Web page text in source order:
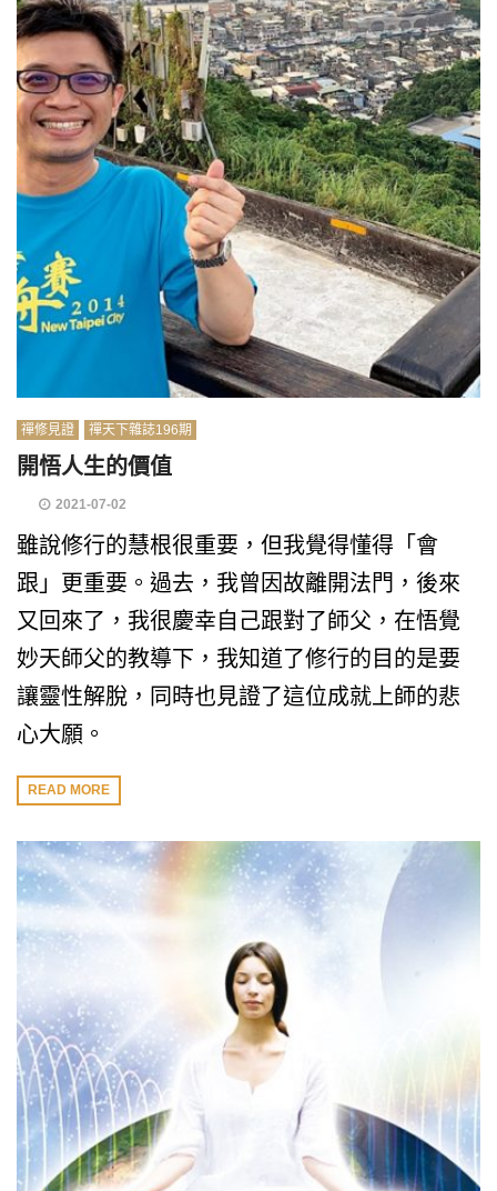
禪修見證 禪天下雜誌196期
開悟人生的價值
2021-07-02
雖說修行的慧根很重要，但我覺得懂得「會
跟」更重要。過去，我曾因故離開法門，後來
又回來了，我很慶幸自己跟對了師父，在悟覺
妙天師父的教導下，我知道了修行的目的是要
讓靈性解脫，同時也見證了這位成就上師的悲
心大願。
READ MORE